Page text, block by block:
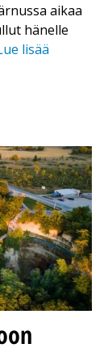
aikaa
hänelle
lisää